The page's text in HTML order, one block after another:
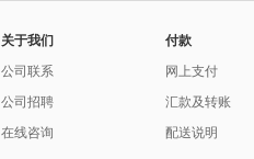
关于我们
公司联系
公司招聘
在线咨询
付款
网上支付
汇款及转账
配送说明